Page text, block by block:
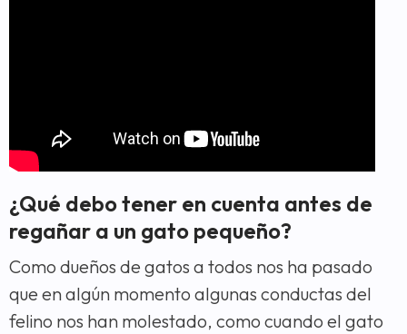
¿Qué debo tener en cuenta antes de
regañar a un gato pequeño?
Como dueños de gatos a todos nos ha pasado
que en algún momento algunas conductas del
felino nos han molestado, como cuando el gato